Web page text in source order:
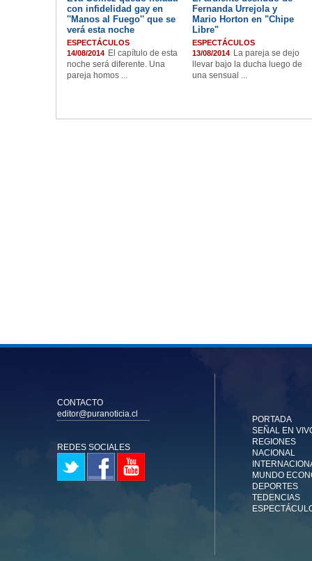
con infidelidad gay en
''Manos al Fuego'' que se
verá esta noche
ESPECTÁCULOS
14/08/2014 El capítulo de esta
noche será diferente. Una
pareja homos ...
Fernanda Urrejola y
Mario Horton en "Chipe
Libre"
ESPECTÁCULOS
13/08/2014 La pareja se dejo
llevar bajo la ducha luego de
una sensual ...
CONTACTO
editor@puranoticia.cl
REDES SOCIALES
PORTADA
SEÑAL EN
REGIONES
NACIONAL
MUNDO
DEPORTES
TEDENCIAS